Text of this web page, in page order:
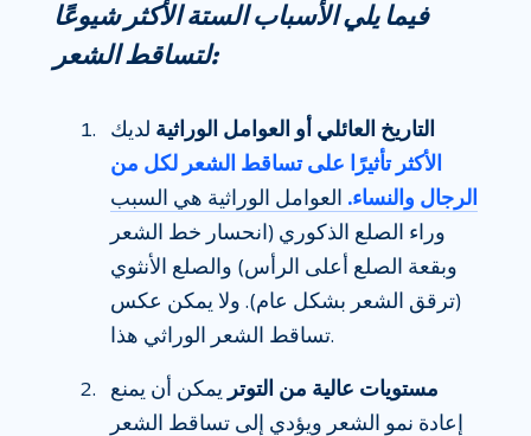
فيما يلي الأسباب الستة الأكثر شيوعًا
لتساقط الشعر:
التاريخ العائلي أو العوامل الوراثية لديك
الأكثر تأثيرًا على تساقط الشعر لكل من
الرجال والنساء. العوامل الوراثية هي السبب
وراء الصلع الذكوري (انحسار خط الشعر
وبقعة الصلع أعلى الرأس) والصلع الأنثوي
(ترقق الشعر بشكل عام). ولا يمكن عكس
تساقط الشعر الوراثي هذا.
مستويات عالية من التوتر يمكن أن يمنع
إعادة نمو الشعر ويؤدي إلى تساقط الشعر